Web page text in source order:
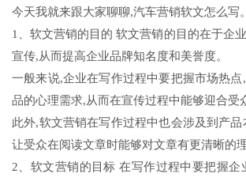
今天我就来跟大家聊聊,汽车营销软文怎么写。
1、软文营销的目的 软文营销的目的在于企
宣传,从而提高企业品牌知名度和美誉度。
一般来说,企业在写作过程中要把握市场热
品的心理需求,从而在宣传过程中能够迎合受
此外,软文营销在写作过程中也会涉及到产
让受众在阅读文章时能够对文章有更清晰的理
2、软文营销的目标 在写作过程中要把握企